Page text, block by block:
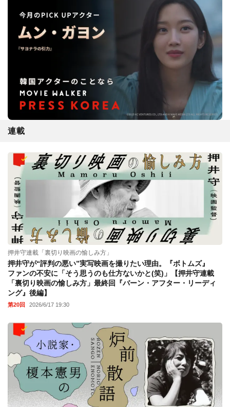
連載
押井守連載「裏切り映画の愉しみ方」
押井守が“評判の悪い”実写映画を撮りたい理由。『ボトムズ』
ファンの不安に「そう思うのも仕方ないかと(笑)」【押井守連載
「裏切り映画の愉しみ方」最終回『バーン・アフター・リーディ
ング』後編】
第20回 2026/6/17 19:30